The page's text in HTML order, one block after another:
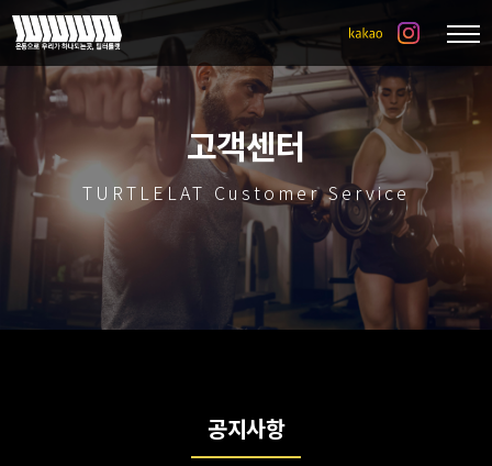
고객센터
TURTLELAT Customer Service
공지사항